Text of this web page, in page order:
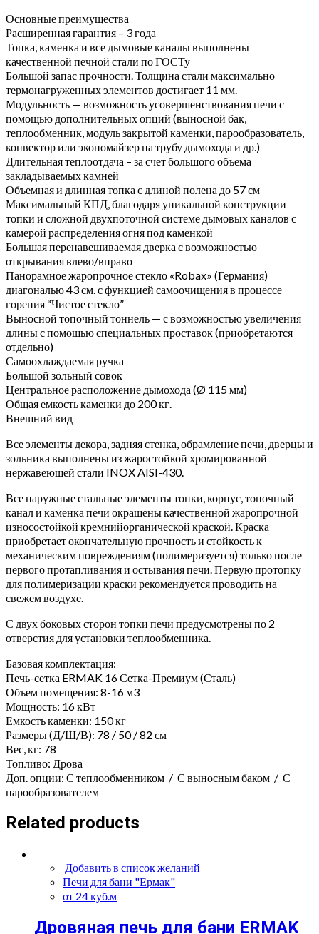
Основные преимущества
Расширенная гарантия – 3 года
Топка, каменка и все дымовые каналы выполнены
качественной печной стали по ГОСТу
Большой запас прочности. Толщина стали максимально
термонагруженных элементов достигает 11 мм.
Модульность — возможность усовершенствования печи с
помощью дополнительных опций (выносной бак,
теплообменник, модуль закрытой каменки, парообразователь,
конвектор или экономайзер на трубу дымохода и др.)
Длительная теплоотдача – за счет большого объема
закладываемых камней
Объемная и длинная топка с длиной полена до 57 см
Максимальный КПД, благодаря уникальной конструкции
топки и сложной двухпоточной системе дымовых каналов с
камерой распределения огня под каменкой
Большая перенавешиваемая дверка с возможностью
открывания влево/вправо
Панорамное жаропрочное стекло «Robax» (Германия)
диагональю 43 см. с функцией самоочищения в процессе
горения “Чистое стекло”
Выносной топочный тоннель — с возможностью увеличения
длины с помощью специальных проставок (приобретаются
отдельно)
Самоохлаждаемая ручка
Большой зольный совок
Центральное расположение дымохода (Ø 115 мм)
Общая емкость каменки до 200 кг.
Внешний вид
Все элементы декора, задняя стенка, обрамление печи, дверцы и
зольника выполнены из жаростойкой хромированной
нержавеющей стали INOX AISI-430.
Все наружные стальные элементы топки, корпус, топочный
канал и каменка печи окрашены качественной жаропрочной
износостойкой кремнийорганической краской. Краска
приобретает окончательную прочность и стойкость к
механическим повреждениям (полимеризуется) только после
первого протапливания и остывания печи. Первую протопку
для полимеризации краски рекомендуется проводить на
свежем воздухе.
С двух боковых сторон топки печи предусмотрены по 2
отверстия для установки теплообменника.
Базовая комплектация:
Печь-сетка ERMAK 16 Сетка-Премиум (Сталь)
Объем помещения: 8-16 м3
Мощность: 16 кВт
Емкость каменки: 150 кг
Размеры (Д/Ш/В): 78 / 50 / 82 см
Вес, кг: 78
Топливо: Дрова
Доп. опции: С теплообменником / С выносным баком / С
парообразователем
Related products
Добавить в список желаний
Печи для бани "Ермак"
от 24 куб.м
Дровяная печь для бани ERMAK